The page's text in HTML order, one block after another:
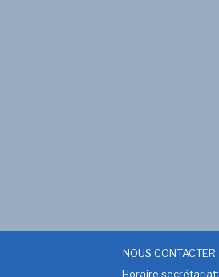
NOUS CONTACTER:
Horaire secrétariat: